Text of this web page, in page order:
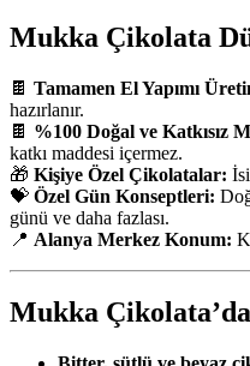
Mukka Çikolata
🍫 Tamamen El Yapımı
hazırlanır.
🍫 %100 Doğal ve Katkısız
katkı maddesi içermez.
🎁 Kişiye Özel Çikolatalar:
💝 Özel Gün Konseptleri:
günü ve daha fazlası.
📍 Alanya Merkez Konum:
Mukka